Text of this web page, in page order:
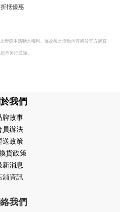
抵優惠
變更本活動之權利。修改後之活動內容將於官方網頁
不另行通知。
我們
牌故事
員辦法
送政策
貨政策
新消息
鋪資訊
我們